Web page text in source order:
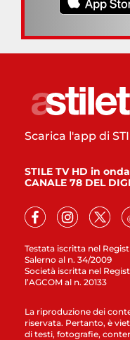
Testata iscritta nel
Salerno al n. 34/2009
Società iscritta nel
l’AGCOM al n. 20133
Scarica l'app di
STILE TV HD in
CANALE 78 DEL
La riproduzione dei
riservata. Pertanto, è
di testi, fotografie,